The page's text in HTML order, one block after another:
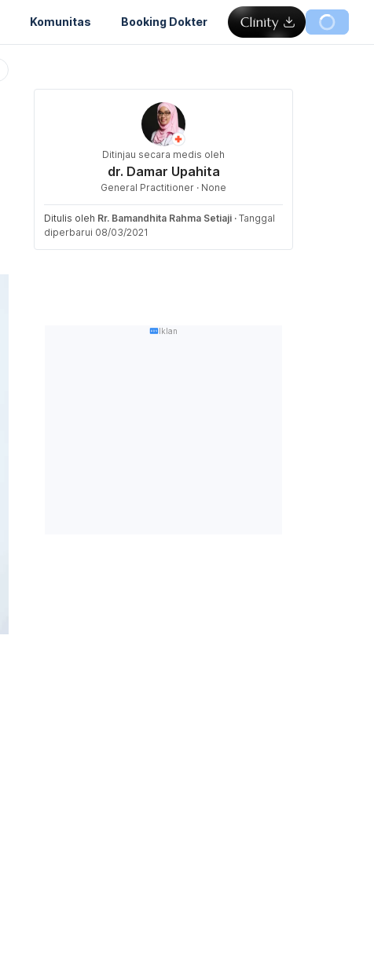
Komunitas Booking Dokter
Ditinjau secara medis oleh
dr. Damar Upahita
General Practitioner · None
Ditulis oleh Rr. Bamandhita Rahma Setiaji · Tanggal
diperbarui 08/03/2021
Iklan